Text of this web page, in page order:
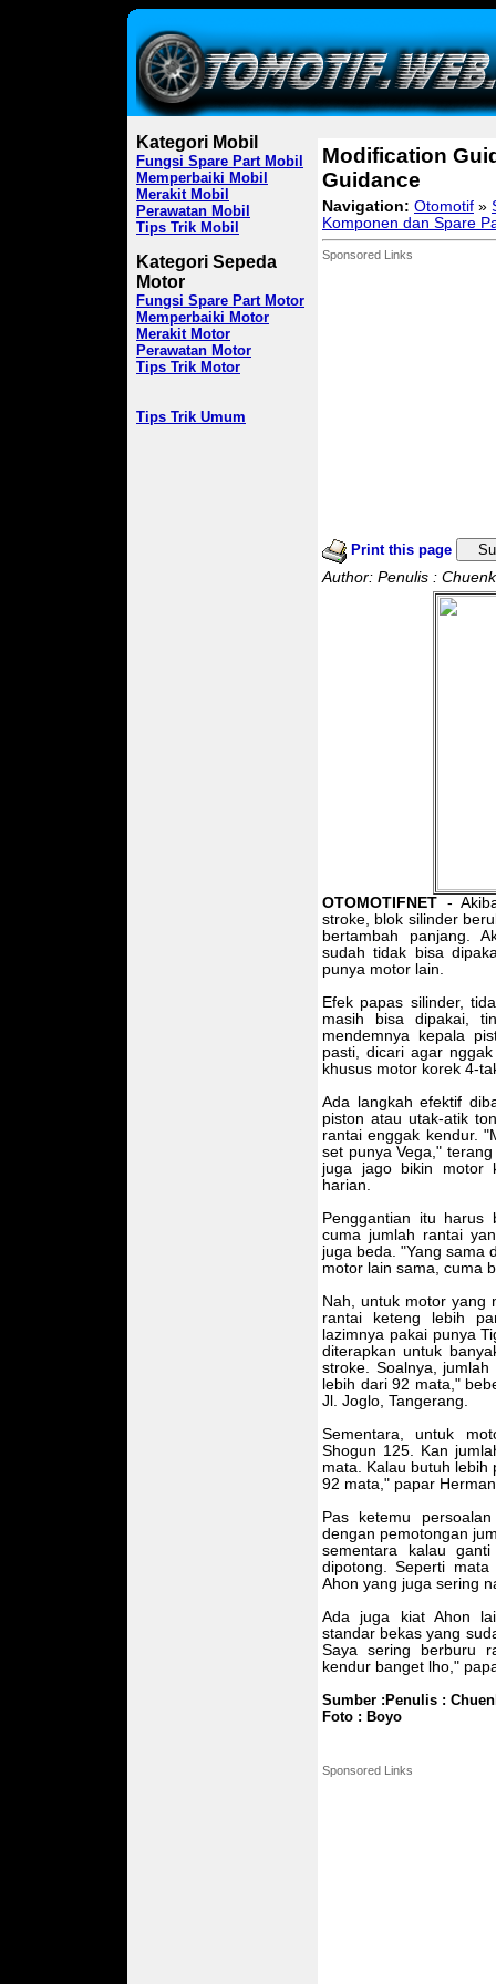
Kategori Mobil
Fungsi Spare Part Mobil
Memperbaiki Mobil
Merakit Mobil
Perawatan Mobil
Tips Trik Mobil
Kategori Sepeda
Motor
Fungsi Spare Part Motor
Memperbaiki Motor
Merakit Motor
Perawatan Motor
Tips Trik Motor
Tips Trik Umum
Modification
Guidance
Navigation: Otomotif »
Komponen dan Spare
Sponsored Links
Print this page
Author: Penulis : Chuenk
OTOMOTIFNET -
stroke, blok silinder
bertambah panjang.
sudah tidak bisa
punya motor lain.
Efek papas silinder,
masih bisa dipakai,
mendemnya kepala
pasti, dicari agar
khusus motor korek 4-
Ada langkah efektif
piston atau utak-atik
rantai enggak kendur.
set punya Vega,"
juga jago bikin motor
harian.
Penggantian itu harus
cuma jumlah rantai
juga beda. "Yang sama
motor lain sama, cuma
Nah, untuk motor yang
rantai keteng lebih
lazimnya pakai punya
diterapkan untuk
stroke. Soalnya,
lebih dari 92 mata,"
Jl. Joglo, Tangerang.
Sementara, untuk
Shogun 125. Kan
mata. Kalau butuh lebih
92 mata," papar
Pas ketemu
dengan pemotongan
sementara kalau
dipotong. Seperti
Ahon yang juga sering
Ada juga kiat Ahon
standar bekas yang
Saya sering berburu
kendur banget lho,"
Sumber :Penulis :
Foto : Boyo
Sponsored Links